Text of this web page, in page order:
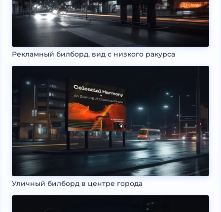
Рекламный билборд, вид с низкого ракурса
Уличный билборд в центре города